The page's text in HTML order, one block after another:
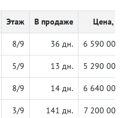
Этаж В продаже Цена, ₽
8/9 36 дн. 6 590 000
5/9 13 дн. 5 290 000
8/9 14 дн. 6 640 000
3/9 141 дн. 7 200 000